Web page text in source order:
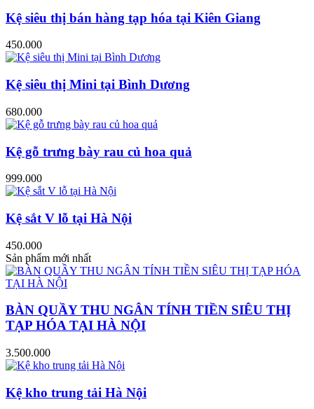
Kệ siêu thị bán hàng tạp hóa tại Kiên Giang
450.000
Kệ siêu thị Mini tại Bình Dương
680.000
Kệ gỗ trưng bày rau củ hoa quả
999.000
Kệ sắt V lỗ tại Hà Nội
450.000
Sản phẩm mới nhất
BÀN QUẦY THU NGÂN TÍNH TIỀN SIÊU THỊ
TẠP HÓA TẠI HÀ NỘI
3.500.000
Kệ kho trung tải Hà Nội